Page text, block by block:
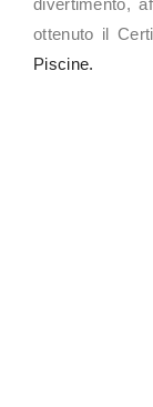
divertimento,
ottenuto il
Piscine.